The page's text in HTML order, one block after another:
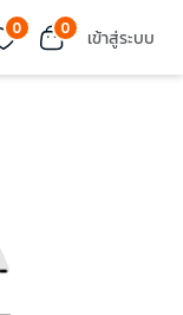
0 0 เข้าสู่ระบบ